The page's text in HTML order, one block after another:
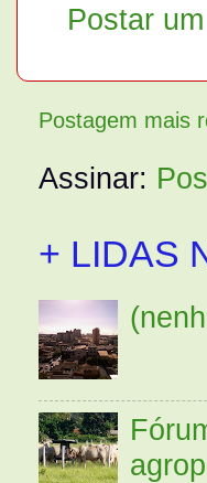
Postar
Postagem mais
Assinar:
+ LIDAS